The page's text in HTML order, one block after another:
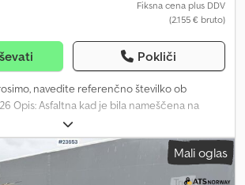
Fiksna cena plus DDV
(2.155 € bruto)
Pokliči
navedite referenčno številko ob
Opis: Asfaltna kad je bila nameščena na
330 cm. Dolžina je približno 440 cm
Na voljo v kratkem času. Lastna teža: 11
Dodatne informacije = Novo: Ne Namen
Za več informacij se obrnite na ATS Norway.
Mali oglas